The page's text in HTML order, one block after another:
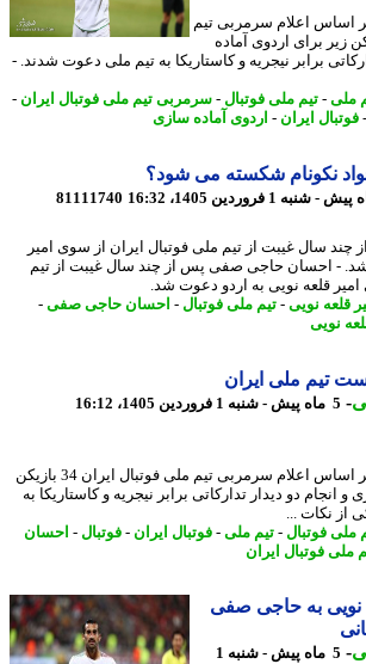
بر اساس اعلام سرمربی تیم
34 بازیکن زیر برای اردوی آماده
برابر نیجریه و کاستاریکا به تیم ملی دعوت شدند. -
-تیم ملی فوتبال-سرمربی تیم ملی فوتبال ایران -
ایران - اردوی آماده سازی
نکونام شکسته می شود؟
81111740
غیبت از تیم ملی فوتبال ایران از سوی امیر
احسان حاجی صفی پس از چند سال غیبت از تیم
قلعه نویی به اردو دعوت شد.
نویی-تیم ملی فوتبال-احسان حاجی صفی-
ملی ایران
1405، 16:12
در روز جمعه 29 اسفند، بر اساس اعلام سرمربی تیم ملی فوتبال ایران 34 بازیکن
دو دیدار تدارکاتی برابر نیجریه و کاستاریکا به
...
فوتبال-تیم ملی -فوتبال ایران - فوتبال-احسان
ایران
به حاجی صفی
5 ماه پیش - شنبه 1